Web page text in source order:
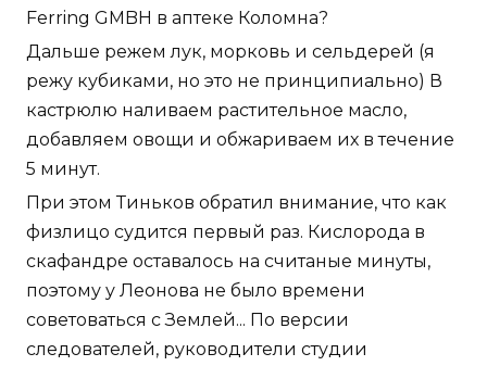
Ferring GMBH в аптеке Коломна?
Дальше режем лук, морковь и сельдерей (я
режу кубиками, но это не принципиально) В
кастрюлю наливаем растительное масло,
добавляем овощи и обжариваем их в течение
5 минут.
При этом Тиньков обратил внимание, что как
физлицо судится первый раз. Кислорода в
скафандре оставалось на считаные минуты,
поэтому у Леонова не было времени
советоваться с Землей... По версии
следователей, руководители студии